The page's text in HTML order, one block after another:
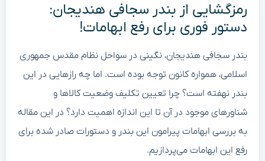
رمزگشایی از بندر سجافی هندیجان:
دستور فوری برای رفع ابهامات!
بندر سجافی هندیجان، نگینی در سواحل نظام مقدس جمهوری
اسلامی، همواره کانون توجه بوده است. اما چه رازهایی در این
بندر نهفته است؟ چرا تعیین تکلیف وضعیت کالاها و
شناورهای موجود در آن تا این اندازه اهمیت دارد؟ در این مقاله
به بررسی ابهامات پیرامون این بندر و دستورات صادر شده برای
رفع این ابهامات می‌پردازیم.